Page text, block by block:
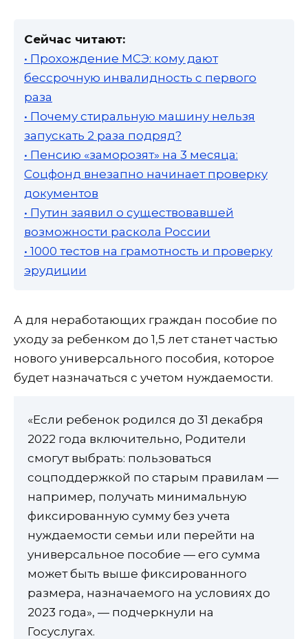
Сейчас читают:
• Прохождение МСЭ: кому дают
бессрочную инвалидность с первого
раза
• Почему стиральную машину нельзя
запускать 2 раза подряд?
• Пенсию «заморозят» на 3 месяца:
Соцфонд внезапно начинает проверку
документов
• Путин заявил о существовавшей
возможности раскола России
• 1000 тестов на грамотность и проверку
эрудиции
А для неработающих граждан пособие по
уходу за ребенком до 1,5 лет станет частью
нового универсального пособия, которое
будет назначаться с учетом нуждаемости.
«Если ребенок родился до 31 декабря
2022 года включительно, Родители
смогут выбрать: пользоваться
соцподдержкой по старым правилам —
например, получать минимальную
фиксированную сумму без учета
нуждаемости семьи или перейти на
универсальное пособие — его сумма
может быть выше фиксированного
размера, назначаемого на условиях до
2023 года», — подчеркнули на
Госуслугах.